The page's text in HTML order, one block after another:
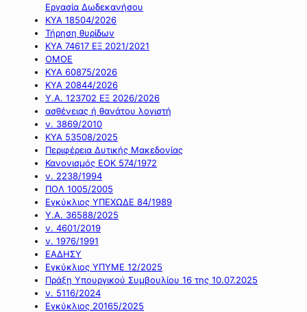
Εργασία Δωδεκανήσου
ΚΥΑ 18504/2026
Τήρηση θυρίδων
ΚΥΑ 74617 ΕΞ 2021/2021
ΟΜΟΕ
ΚΥΑ 60875/2026
ΚΥΑ 20844/2026
Υ.Α. 123702 ΕΞ 2026/2026
ασθένειας ή θανάτου λογιστή
ν. 3869/2010
ΚΥΑ 53508/2025
Περιφέρεια Δυτικής Μακεδονίας
Κανονισμός ΕΟΚ 574/1972
ν. 2238/1994
ΠΟΛ 1005/2005
Εγκύκλιος ΥΠΕΧΩΔΕ 84/1989
Υ.Α. 36588/2025
ν. 4601/2019
ν. 1976/1991
ΕΑΔΗΣΥ
Εγκύκλιος ΥΠΥΜΕ 12/2025
Πράξη Υπουργικού Συμβουλίου 16 της 10.07.2025
ν. 5116/2024
Εγκύκλιος 20165/2025